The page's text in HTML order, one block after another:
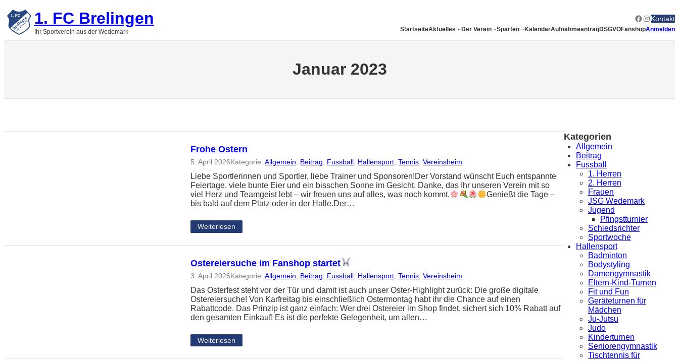
Zum
Inhalt
springen1. FC Brelingen
Ihr Sportverein aus der Wedemark
Facebook
Instagram
Kontakt
StartseiteAktuelles Der Verein Sparten KalendarAufnahmeantragDSGVOFanshopAnmelden
Januar 2023
Frohe Ostern
5. April 2026Kategorie:Allgemein Beitrag Fussball Hallensport , Tennis , Vereinsheim
Liebe Sportlerinnen und Sportler, liebe Trainer und Sponsoren!Der Vorstand wünscht Euch entspannte
Feiertage, viele bunte Eier und ein bisschen Sonne im Gesicht. Danke, das Ihr unseren Verein mit so
viel Herz und Teamgeist lebt – wir freuen uns auf alles, was noch kommt.
Genießt die Tage –
bis bald auf dem Platz oder in der Halle.Der…
Weiterlesen
Ostereiersuche im Fanshop startet
3. April 2026Kategorie:Allgemein Beitrag Fussball Hallensport , Tennis , Vereinsheim
Das Osterfest steht vor der Tür und damit ist auch unser Oster-Highlight zurück: Die große digitale
Ostereiersuche! Von Karfreitag bis einschließlich Ostermontag habt ihr die Chance auf einen
Rabattcode. Das Prinzip ist ganz einfach: Wer drei Ostereier im Shop findet, sichert sich 10% Rabatt auf
den gesamten Einkauf! Es ist die perfekte Gelegenheit, um allen…
Weiterlesen
Kategorien
Allgemein
Beitrag
Fussball
1. Herren
2. Herren
Frauen
JSG Wedemark
Jugend
Pfingstturnier
Schiedsrichter
Sportwoche
Hallensport
Badminton
Bodystyling
Damengymnastik
Eltern-Kind-Turnen
Fit und Fun
Geräteturnen für
Mädchen
Ju-Jutsu
Judo
Kinderturnen
Seniorengymnastik
Tischtennis für